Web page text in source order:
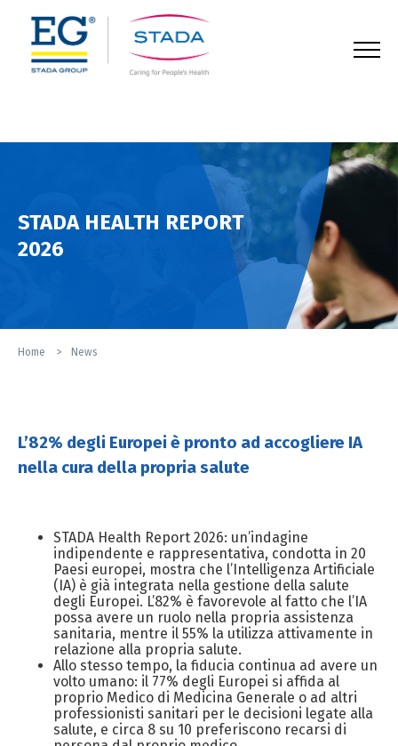
STADA HEALTH REPORT
2026
Home News
L’82% degli Europei è pronto ad accogliere IA
nella cura della propria salute
STADA Health Report 2026: un’indagine
indipendente e rappresentativa, condotta in 20
Paesi europei, mostra che l’Intelligenza Artificiale
(IA) è già integrata nella gestione della salute
degli Europei. L’82% è favorevole al fatto che l’IA
possa avere un ruolo nella propria assistenza
sanitaria, mentre il 55% la utilizza attivamente in
relazione alla propria salute.
Allo stesso tempo, la fiducia continua ad avere un
volto umano: il 77% degli Europei si affida al
proprio Medico di Medicina Generale o ad altri
professionisti sanitari per le decisioni legate alla
salute, e circa 8 su 10 preferiscono recarsi di